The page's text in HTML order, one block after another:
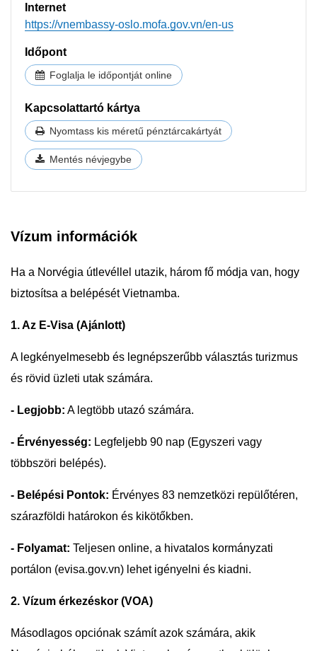
Internet
https://vnembassy-oslo.mofa.gov.vn/en-us
Időpont
Foglalja le időpontját online
Kapcsolattartó kártya
Nyomtass kis méretű pénztárcakártyát
Mentés névjegybe
Vízum információk
Ha a Norvégia útlevéllel utazik, három fő módja van, hogy
biztosítsa a belépését Vietnamba.
1. Az E-Visa (Ajánlott)
A legkényelmesebb és legnépszerűbb választás turizmus
és rövid üzleti utak számára.
- Legjobb: A legtöbb utazó számára.
- Érvényesség: Legfeljebb 90 nap (Egyszeri vagy
többszöri belépés).
- Belépési Pontok: Érvényes 83 nemzetközi repülőtéren,
szárazföldi határokon és kikötőkben.
- Folyamat: Teljesen online, a hivatalos kormányzati
portálon (evisa.gov.vn) lehet igényelni és kiadni.
2. Vízum érkezéskor (VOA)
Másodlagos opciónak számít azok számára, akik